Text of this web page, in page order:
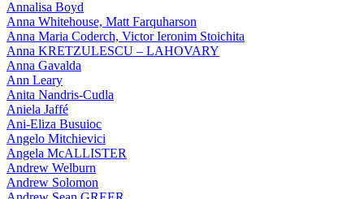
Annalisa Boyd
Anna Whitehouse, Matt Farquharson
Anna Maria Coderch, Victor Ieronim Stoichita
Anna KRETZULESCU – LAHOVARY
Anna Gavalda
Ann Leary
Anita Nandris-Cudla
Aniela Jaffé
Ani-Eliza Busuioc
Angelo Mitchievici
Angela McALLISTER
Andrew Welburn
Andrew Solomon